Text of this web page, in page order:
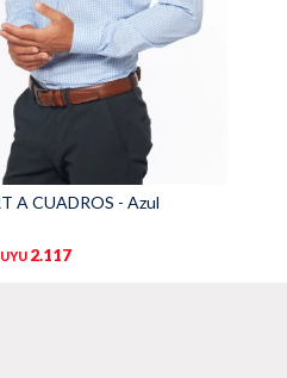
A CUADROS - Azul
UYU 2.117